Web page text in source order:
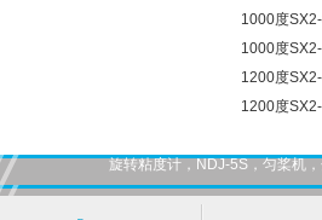
1000度
1000度
1200度
1200度
旋转粘度计，NDJ-5S，匀桨机